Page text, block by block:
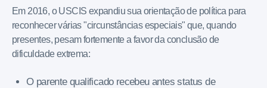
Em 2016, o USCIS expandiu sua orientação de política para
reconhecer várias "circunstâncias especiais" que, quando
presentes, pesam fortemente a favor da conclusão de
dificuldade extrema:
O parente qualificado recebeu antes status de